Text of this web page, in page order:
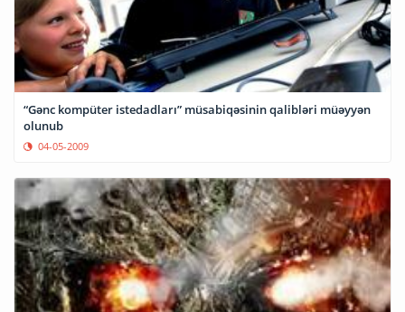
“Gənc kompüter istedadları” müsabiqəsinin qalibləri müəyyən
olunub
04-05-2009